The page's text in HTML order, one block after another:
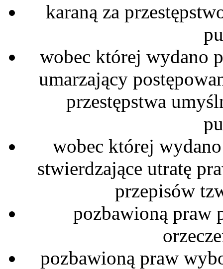
karaną za
wobec której wydano
umarzający
przestępstwa
wobec której
stwierdzające utratę
przepisów
pozbawioną praw
pozbawioną praw